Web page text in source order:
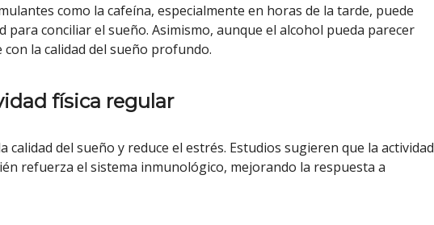
como la cafeína, especialmente en horas de la tarde, puede
para conciliar el sueño. Asimismo, aunque el alcohol pueda parecer
la calidad del sueño profundo.
física regular
calidad del sueño y reduce el estrés. Estudios sugieren que la actividad
refuerza el sistema inmunológico, mejorando la respuesta a